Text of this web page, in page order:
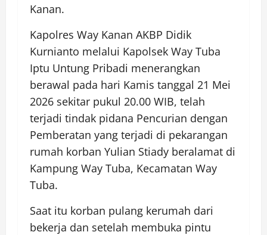
Kanan.
Kapolres Way Kanan AKBP Didik
Kurnianto melalui Kapolsek Way Tuba
Iptu Untung Pribadi menerangkan
berawal pada hari Kamis tanggal 21 Mei
2026 sekitar pukul 20.00 WIB, telah
terjadi tindak pidana Pencurian dengan
Pemberatan yang terjadi di pekarangan
rumah korban Yulian Stiady beralamat di
Kampung Way Tuba, Kecamatan Way
Tuba.
Saat itu korban pulang kerumah dari
bekerja dan setelah membuka pintu